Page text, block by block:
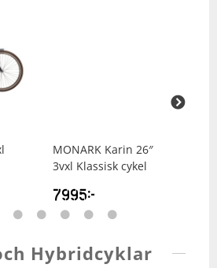
MONARK Karin 26″
3vxl Klassisk cykel
7995kr
Hybridcyklar